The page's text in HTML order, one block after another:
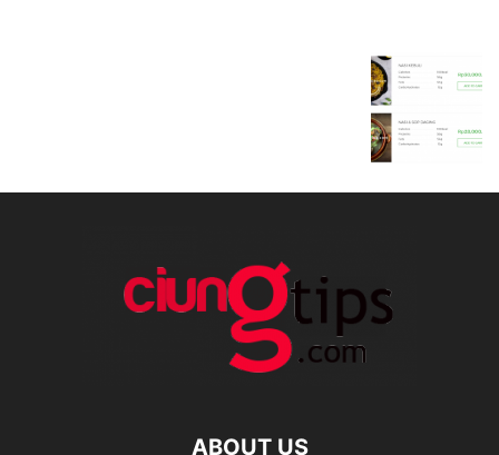
ABOUT US